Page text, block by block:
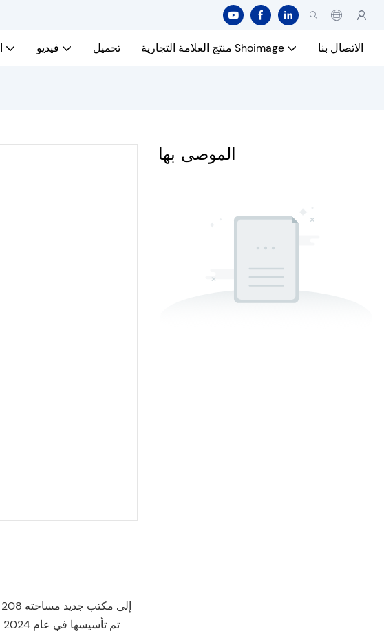
فيديو تحميل منتج العلامة التجارية Shoimage الاتصال بنا
الموصى بها